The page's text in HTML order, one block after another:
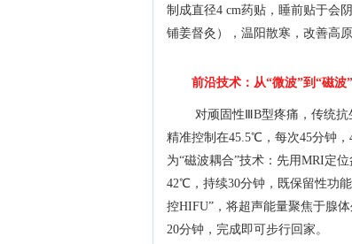
制成直径4 cm药贴，睡前贴于会
铺姜督灸），温阳散寒，改善高
前沿技术：从“微波”到“磁波”
对顽固性ⅢB型疼痛，传统抗
精准控制在45.5℃，每次45分钟
为“磁波耦合”技术：先用MRI定
42℃，持续30分钟，既保留性功
控HIFU”，将超声能量聚焦于腺
20分钟，完成即可步行回家。